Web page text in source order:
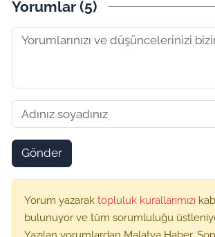
Yorumlar (5)
Gönder
Yorum yazarak topluluk kurallarımızı
bulunuyor ve tüm sorumluluğu
Yazılan yorumlardan Malatya Haber,